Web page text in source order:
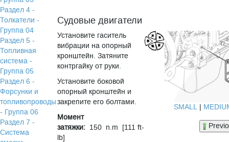
Раздел 4 -
Толкатели -
Группа 04
Раздел 5 -
Топливная
система -
Группа 05
Раздел 6 -
Форсунки и
топливопроводы
- Группа 06
Раздел 7 -
Система
Судовые двигатели
Установите гаситель
вибрации на опорный
кронштейн. Затяните
контргайку от руки.
Установите боковой
опорный кронштейн и
закрепите его болтами.
Момент
затяжки: 150 n.m [111 ft-
lb]
SMALL |